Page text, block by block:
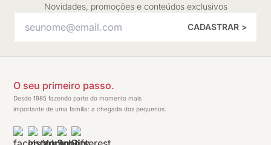
Novidades, promoções e conteúdos exclusivos
CADASTRAR >
O seu primeiro passo.
Desde 1985 fazendo parte do momento mais
importante de uma família: a chegada dos pequenos.